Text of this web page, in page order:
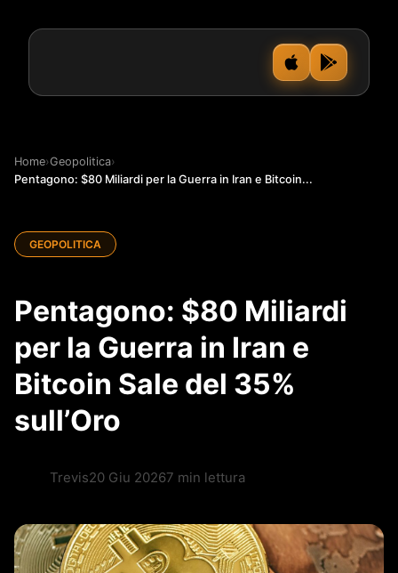
Home›Geopolitica›
Pentagono: $80 Miliardi per la Guerra in Iran e Bitcoin...
GEOPOLITICA
Pentagono: $80 Miliardi
per la Guerra in Iran e
Bitcoin Sale del 35%
sull’Oro
Trevis20 Giu 20267 min lettura